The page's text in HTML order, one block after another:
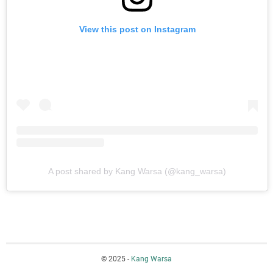
View this post on Instagram
A post shared by Kang Warsa (@kang_warsa)
© 2025 - Kang Warsa